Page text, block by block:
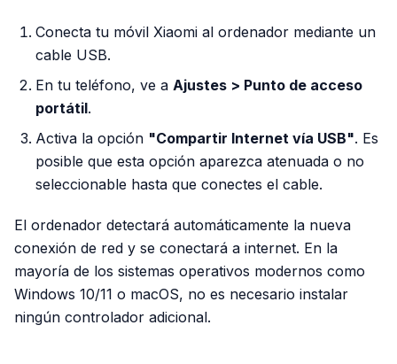
Conecta tu móvil Xiaomi al ordenador mediante un
cable USB.
En tu teléfono, ve a Ajustes > Punto de acceso
portátil.
Activa la opción "Compartir Internet vía USB". Es
posible que esta opción aparezca atenuada o no
seleccionable hasta que conectes el cable.
El ordenador detectará automáticamente la nueva
conexión de red y se conectará a internet. En la
mayoría de los sistemas operativos modernos como
Windows 10/11 o macOS, no es necesario instalar
ningún controlador adicional.